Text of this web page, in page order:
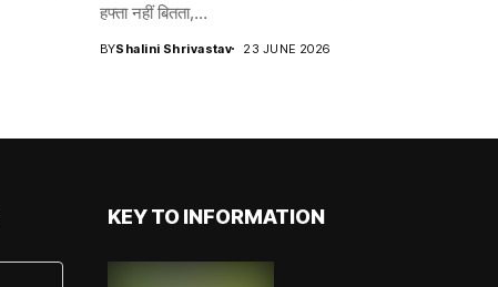
हफ्ता नहीं बितता,...
BYShalini Shrivastav 23 JUNE 2026
KEY TO INFORMATION